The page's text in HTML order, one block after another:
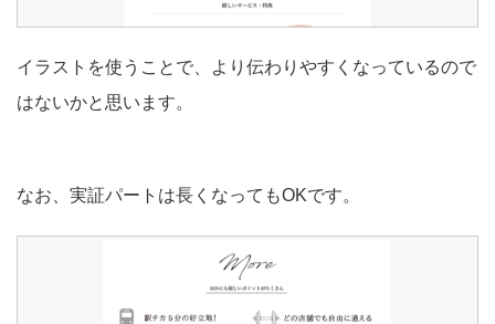
イラストを使うことで、より伝わりやすくなっているので
はないかと思います。
なお、実証パートは長くなってもOKです。